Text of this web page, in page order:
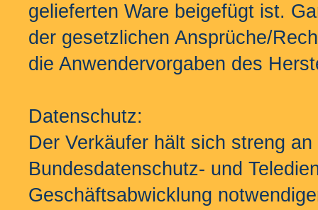
gelieferten Ware beigefügt ist.
der gesetzlichen Ansprüche/
die Anwendervorgaben des
Datenschutz:
Der Verkäufer hält sich streng
Bundesdatenschutz- und
Geschäftsabwicklung